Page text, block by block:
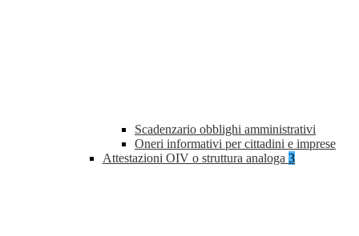
Scadenzario obblighi amministrativi
Oneri informativi per cittadini e imprese
Attestazioni OIV o struttura analoga 3